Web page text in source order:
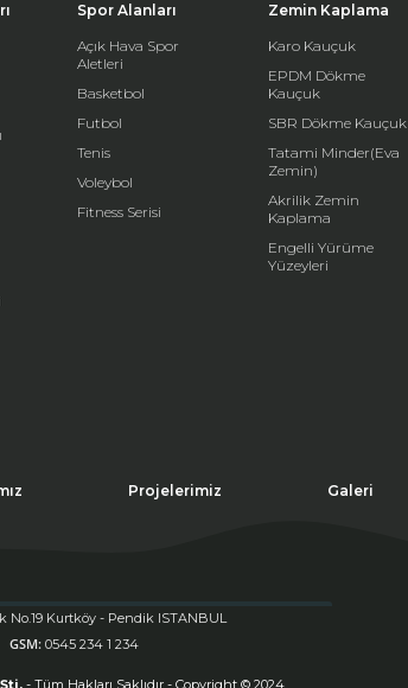
devam ederseniz, çerez kullanımını
tıklayınız. Kapat (X)
Spor Alanları
Açık Hava Spor
Aletleri
Basketbol
Futbol
Tenis
Voleybol
Fitness Serisi
Zemin Kaplama
Karo Kauçuk
EPDM Dökme
Kauçuk
SBR Dökme Kauçuk
Tatami Minder(Eva
Zemin)
Akrilik Zemin
Kaplama
Engelli Yürüme
Yüzeyleri
Projelerimiz Galeri
No.19 Kurtköy - Pendik ISTANBUL
GSM: 0545 234 1 234